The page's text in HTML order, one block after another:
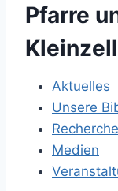
e
i
a
Pfarre
Kleinzell
Aktuelles
Unsere
Recherche
Medien